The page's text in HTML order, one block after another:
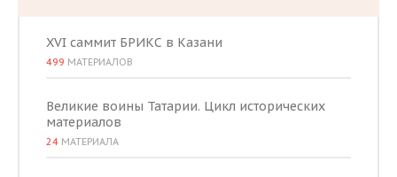
XVI саммит БРИКС в Казани
499 МАТЕРИАЛОВ
Великие воины Татарии. Цикл исторических
материалов
24 МАТЕРИАЛА